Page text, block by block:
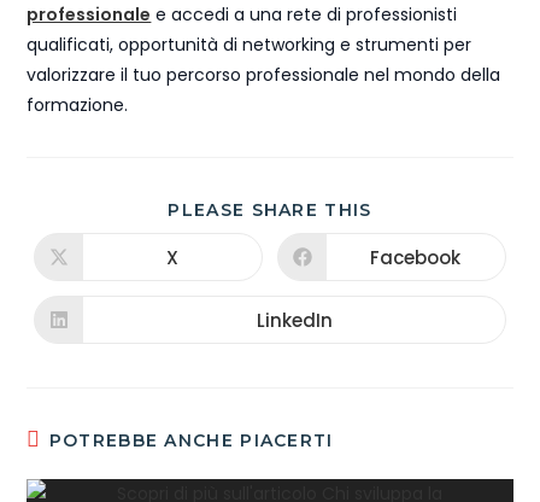
professionale e accedi a una rete di professionisti
qualificati, opportunità di networking e strumenti per
valorizzare il tuo percorso professionale nel mondo della
formazione.
PLEASE SHARE THIS
X Facebook
LinkedIn
POTREBBE ANCHE PIACERTI